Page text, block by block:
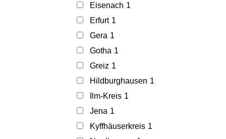
Eisenach 1
Erfurt 1
Gera 1
Gotha 1
Greiz 1
Hildburghausen 1
Ilm-Kreis 1
Jena 1
Kyffhäuserkreis 1